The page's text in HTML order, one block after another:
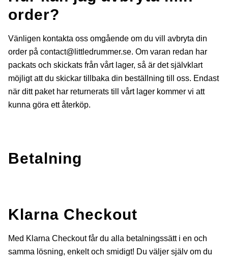
order?
Vänligen kontakta oss omgående om du vill avbryta din
order på contact@littledrummer.se. Om varan redan har
packats och skickats från vårt lager, så är det självklart
möjligt att du skickar tillbaka din beställning till oss. Endast
när ditt paket har returnerats till vårt lager kommer vi att
kunna göra ett återköp.
Betalning
Klarna Checkout
Med Klarna Checkout får du alla betalningssätt i en och
samma lösning, enkelt och smidigt! Du väljer själv om du